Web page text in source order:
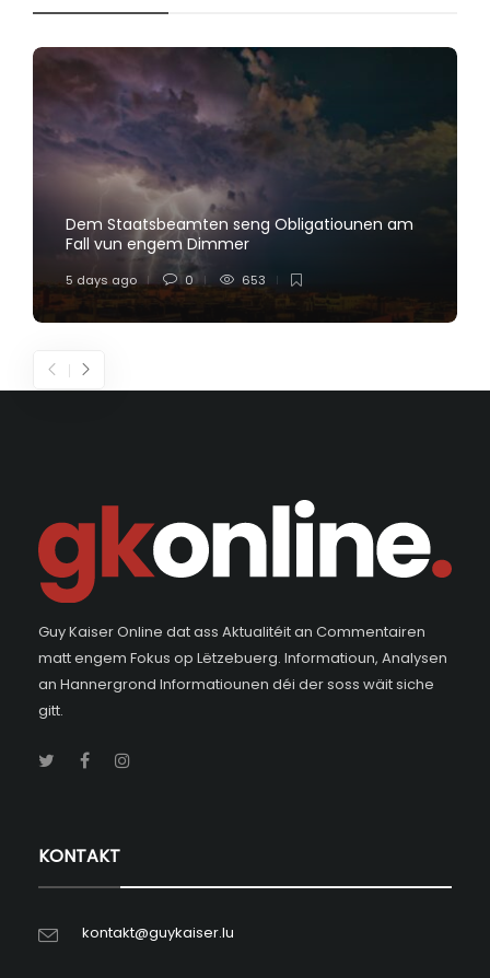
Dem Staatsbeamten seng Obligatiounen am
Fall vun engem Dimmer
5 days ago 0 653
Guy Kaiser Online dat ass Aktualitéit an Commentairen
matt engem Fokus op Lëtzebuerg. Informatioun, Analysen
an Hannergrond Informatiounen déi der soss wäit siche
gitt.
KONTAKT
kontakt@guykaiser.lu